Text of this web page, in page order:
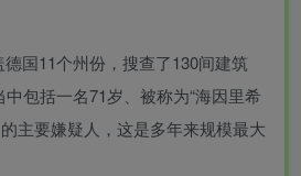
国11个州份，搜查了130间建筑
包括一名71岁、被称为“海因里希
主要嫌疑人，这是多年来规模最大